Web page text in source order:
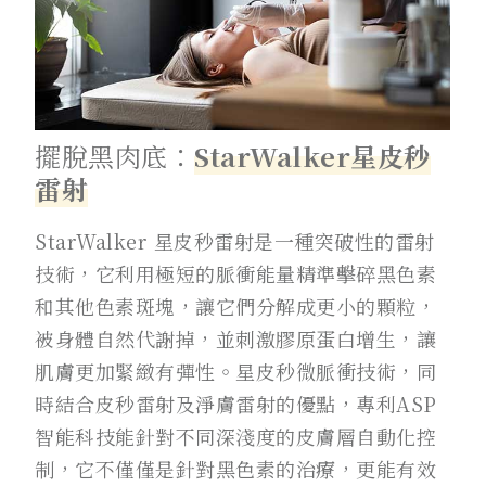
擺脫黑肉底： StarWalker星皮秒
雷射
StarWalker 星皮秒雷射是一種突破性的雷射
技術，它利用極短的脈衝能量精準擊碎黑色素
和其他色素斑塊，讓它們分解成更小的顆粒，
被身體自然代謝掉，並刺激膠原蛋白增生，讓
肌膚更加緊緻有彈性。星皮秒微脈衝技術，同
時結合皮秒雷射及淨膚雷射的優點，專利ASP
智能科技能針對不同深淺度的皮膚層自動化控
制，它不僅僅是針對黑色素的治療，更能有效